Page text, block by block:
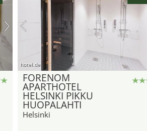
hotel.de
FORENOM
APARTHOTEL
HELSINKI PIKKU
HUOPALAHTI
Helsinki